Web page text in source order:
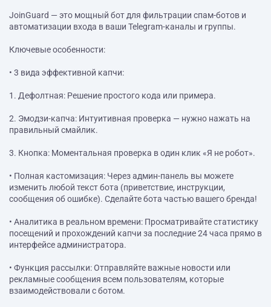
JoinGuard — это мощный бот для фильтрации спам-ботов и
автоматизации входа в ваши Telegram-каналы и группы.
Ключевые особенности:
• 3 вида эффективной капчи:
1. Дефолтная: Решение простого кода или примера.
2. Эмодзи-капча: Интуитивная проверка — нужно нажать на
правильный смайлик.
3. Кнопка: Моментальная проверка в один клик «Я не робот».
• Полная кастомизация: Через админ-панель вы можете
изменить любой текст бота (приветствие, инструкции,
сообщения об ошибке). Сделайте бота частью вашего бренда!
• Аналитика в реальном времени: Просматривайте статистику
посещений и прохождений капчи за последние 24 часа прямо в
интерфейсе администратора.
• Функция рассылки: Отправляйте важные новости или
рекламные сообщения всем пользователям, которые
взаимодействовали с ботом.